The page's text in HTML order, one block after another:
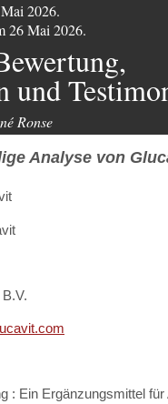
2026.
26 Mai 2026.
und
Ronse
Analyse von
: Ein Ergänzungsmittel für